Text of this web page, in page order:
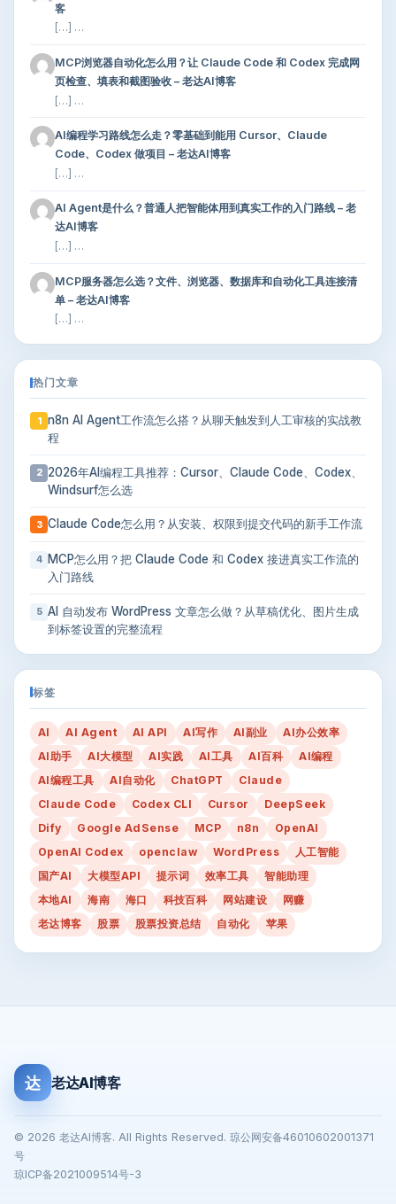
客
[…] …
MCP浏览器自动化怎么用？让 Claude Code 和 Codex 完成网
页检查、填表和截图验收 – 老达AI博客
[…] …
AI编程学习路线怎么走？零基础到能用 Cursor、Claude
Code、Codex 做项目 – 老达AI博客
[…] …
AI Agent是什么？普通人把智能体用到真实工作的入门路线 – 老
达AI博客
[…] …
MCP服务器怎么选？文件、浏览器、数据库和自动化工具连接清
单 – 老达AI博客
[…] …
热门文章
1 n8n AI Agent工作流怎么搭？从聊天触发到人工审核的实战教
程
2 2026年AI编程工具推荐：Cursor、Claude Code、Codex、
Windsurf怎么选
3 Claude Code怎么用？从安装、权限到提交代码的新手工作流
4
MCP怎么用？把 Claude Code 和 Codex 接进真实工作流的
入门路线
5 AI 自动发布 WordPress 文章怎么做？从草稿优化、图片生成
到标签设置的完整流程
标签
AI AI Agent AI API AI写作 AI副业
AI办公效率
AI助手
AI大模型 AI实践 AI工具 AI百科
AI编程
AI编程工具
AI自动化 ChatGPT
Claude
Claude Code
Codex CLI Cursor
DeepSeek
Dify
Google AdSense MCP n8n
OpenAI
OpenAI Codex
openclaw WordPress
人工智能
国产AI
大模型API 提示词 效率工具
智能助理
本地AI
海南 海口 科技百科 网站建设
网赚
老达博客
股票 股票投资总结 自动化 苹果
达 老达AI博客
© 2026 老达AI博客. All Rights Reserved. 琼公网安备46010602001371
号
琼ICP备2021009514号-3